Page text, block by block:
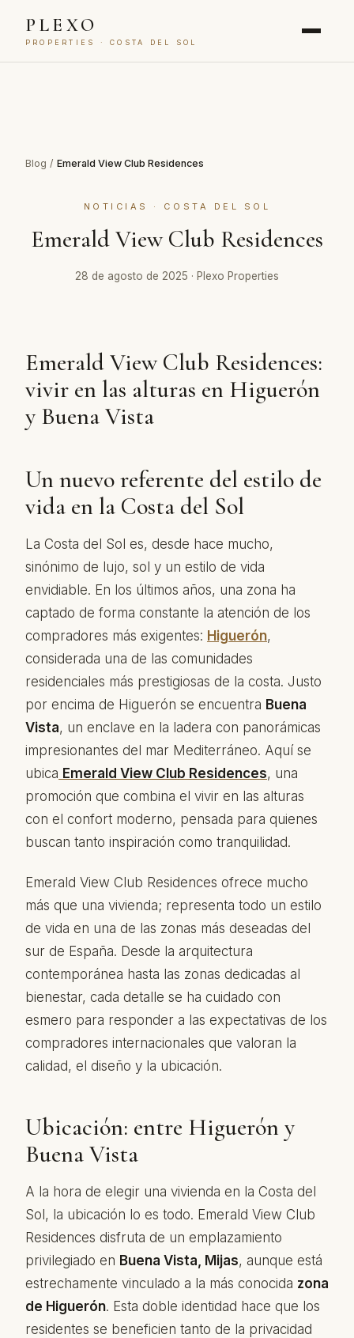
PLEXO
PROPERTIES · COSTA DEL SOL
Blog / Emerald View Club Residences
NOTICIAS · COSTA DEL SOL
Emerald View Club Residences
28 de agosto de 2025 · Plexo Properties
Emerald View Club Residences:
vivir en las alturas en Higuerón
y Buena Vista
Un nuevo referente del estilo de
vida en la Costa del Sol
La Costa del Sol es, desde hace mucho,
sinónimo de lujo, sol y un estilo de vida
envidiable. En los últimos años, una zona ha
captado de forma constante la atención de los
compradores más exigentes: Higuerón,
considerada una de las comunidades
residenciales más prestigiosas de la costa. Justo
por encima de Higuerón se encuentra Buena
Vista, un enclave en la ladera con panorámicas
impresionantes del mar Mediterráneo. Aquí se
ubica Emerald View Club Residences, una
promoción que combina el vivir en las alturas
con el confort moderno, pensada para quienes
buscan tanto inspiración como tranquilidad.
Emerald View Club Residences ofrece mucho
más que una vivienda; representa todo un estilo
de vida en una de las zonas más deseadas del
sur de España. Desde la arquitectura
contemporánea hasta las zonas dedicadas al
bienestar, cada detalle se ha cuidado con
esmero para responder a las expectativas de los
compradores internacionales que valoran la
calidad, el diseño y la ubicación.
Ubicación: entre Higuerón y
Buena Vista
A la hora de elegir una vivienda en la Costa del
Sol, la ubicación lo es todo. Emerald View Club
Residences disfruta de un emplazamiento
privilegiado en Buena Vista, Mijas, aunque está
estrechamente vinculado a la más conocida zona
de Higuerón. Esta doble identidad hace que los
residentes se beneficien tanto de la privacidad